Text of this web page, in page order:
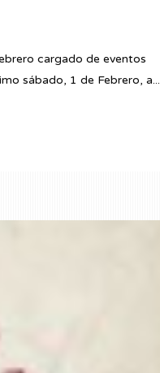
cargado de eventos
sábado, 1 de Febrero, a...